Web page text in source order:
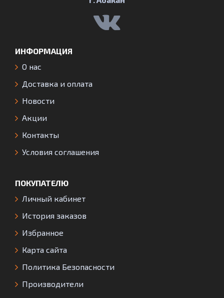
ИНФОРМАЦИЯ
О нас
Доставка и оплата
Новости
Акции
Контакты
Условия соглашения
ПОКУПАТЕЛЮ
Личный кабинет
История заказов
Избранное
Карта сайта
Политика Безопасности
Производители